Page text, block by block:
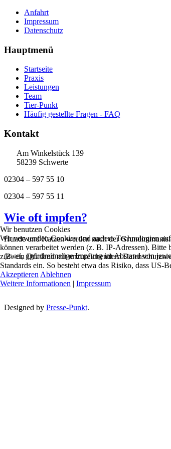
Anfahrt
Impressum
Datenschutz
Hauptmenü
Startseite
Praxis
Leistungen
Team
Tier-Punkt
Häufig gestellte Fragen - FAQ
Kontakt
Am Winkelstück 139
58239 Schwerte
02304 – 597 55 10
02304 – 597 55 11
Wie oft impfen?
Hunde und Katzen werden nach der
(zwei, ggf. dreimalige Impfung im Abstand von
Designed by Presse-Punkt.
Wir benutzen Cookies
Wir verwenden Cookies und andere Technologien
können verarbeitet werden (z. B. IP-Adressen). Bitte
z.B. ein Drittland mit unzureichendem
Standards ein. So besteht etwa das Risiko, dass
Akzeptieren Ablehnen
Weitere Informationen | Impressum